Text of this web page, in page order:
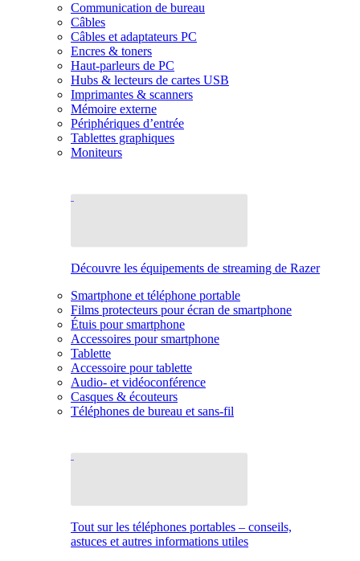
Communication de bureau
Câbles
Câbles et adaptateurs PC
Encres & toners
Haut-parleurs de PC
Hubs & lecteurs de cartes USB
Imprimantes & scanners
Mémoire externe
Périphériques d’entrée
Tablettes graphiques
Moniteurs
Découvre les équipements de streaming de Razer
Smartphone et téléphone portable
Films protecteurs pour écran de smartphone
Étuis pour smartphone
Accessoires pour smartphone
Tablette
Accessoire pour tablette
Audio- et vidéoconférence
Casques & écouteurs
Téléphones de bureau et sans-fil
Tout sur les téléphones portables – conseils,
astuces et autres informations utiles